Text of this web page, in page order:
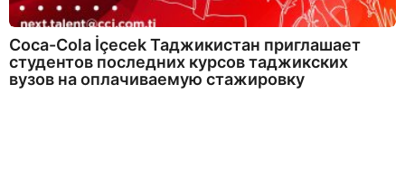
Coca-Cola İçecek Таджикистан приглашает
студентов последних курсов таджикских
вузов на оплачиваемую стажировку